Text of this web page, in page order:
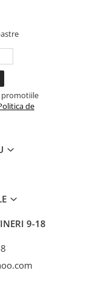
promotiile
de
9-18